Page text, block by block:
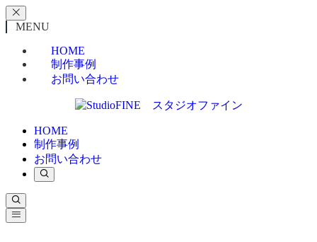
MENU
HOME
制作事例
お問い合わせ
HOME
制作事例
お問い合わせ